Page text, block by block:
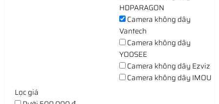
HDPARAGON
Camera không dây
Vantech
Camera không dây
YO0SEE
Camera không dây Ezviz
Camera không dây IMOU
Lọc giá